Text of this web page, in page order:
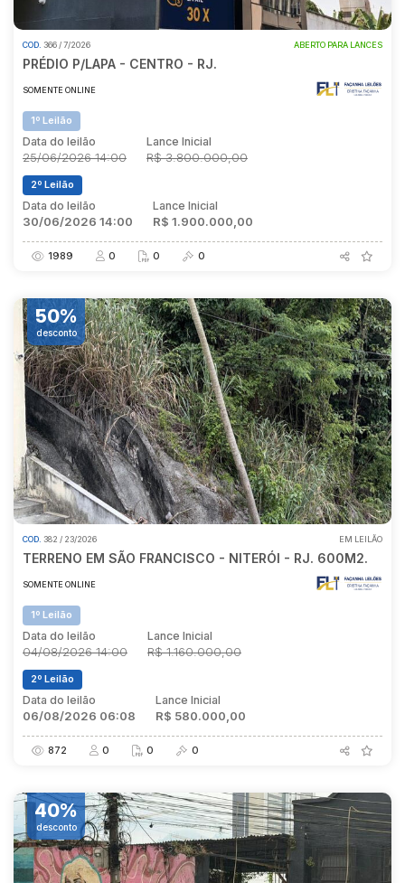
COD. 366 / 7/2026 ABERTO PARA LANCES
PRÉDIO P/LAPA - CENTRO - RJ.
SOMENTE ONLINE
1º Leilão
Data do leilão
25/06/2026 14:00
Lance Inicial
R$ 3.800.000,00
2º Leilão
Data do leilão
30/06/2026 14:00
Lance Inicial
R$ 1.900.000,00
1989 0 0 0
50%
desconto
COD. 382 / 23/2026 EM LEILÃO
TERRENO EM SÃO FRANCISCO - NITERÓI - RJ. 600M2.
SOMENTE ONLINE
1º Leilão
Data do leilão
04/08/2026 14:00
Lance Inicial
R$ 1.160.000,00
2º Leilão
Data do leilão
06/08/2026 06:08
Lance Inicial
R$ 580.000,00
872 0 0 0
40%
desconto